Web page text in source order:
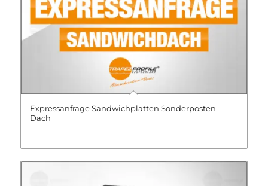
Expressanfrage Sandwichplatten Sonderposten
Dach